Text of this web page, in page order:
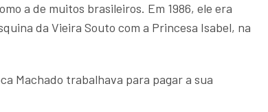
a de muitos brasileiros. Em 1986, ele era
da Vieira Souto com a Princesa Isabel, na
Machado trabalhava para pagar a sua